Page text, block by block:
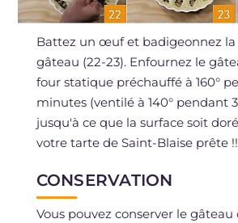
Battez un œuf et badigeonnez la
gâteau (22-23). Enfournez le
four statique préchauffé à 160°
minutes (ventilé à 140° pendant
jusqu'à ce que la surface soit
votre tarte de Saint-Blaise prête !!
CONSERVATION
Vous pouvez conserver le gâteau